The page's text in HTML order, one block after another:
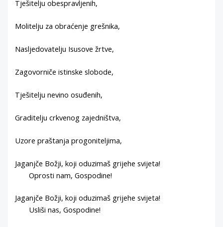
Tješitelju obespravljenih,
Molitelju za obraćenje grešnika,
Nasljedovatelju Isusove žrtve,
Zagovorniče istinske slobode,
Tješitelju nevino osuđenih,
Graditelju crkvenog zajedništva,
Uzore praštanja progoniteljima,
Jaganjče Božji, koji oduzimaš grijehe svijeta!
Oprosti nam, Gospodine!
Jaganjče Božji, koji oduzimaš grijehe svijeta!
Usliši nas, Gospodine!